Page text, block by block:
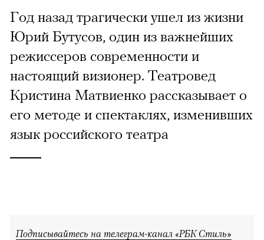
Год назад трагически ушел из жизни
Юрий Бутусов, один из важнейших
режиссеров современности и
настоящий визионер. Театровед
Кристина Матвиенко рассказывает о
его методе и спектаклях, изменивших
язык российского театра
Подписывайтесь на телеграм-канал «РБК Стиль»